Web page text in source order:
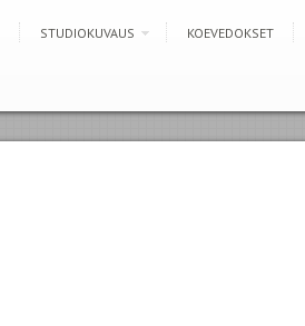
STUDIOKUVAUS KOEVEDOKSET